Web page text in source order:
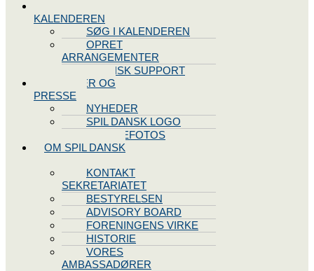
KALENDEREN
SØG I KALENDEREN
OPRET
ARRANGEMENTER
TEKNISK SUPPORT
NYHEDER OG
PRESSE
NYHEDER
SPIL DANSK LOGO
PRESSEFOTOS
OM SPIL DANSK
KONTAKT
SEKRETARIATET
BESTYRELSEN
ADVISORY BOARD
FORENINGENS VIRKE
HISTORIE
VORES
AMBASSADØRER